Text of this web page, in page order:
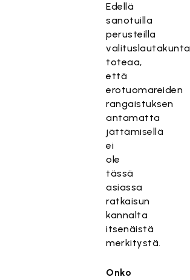
Edellä
sanotuilla
perusteilla
valituslautakunta
toteaa,
että
erotuomareiden
rangaistuksen
antamatta
jättämisellä
ei
ole
tässä
asiassa
ratkaisun
kannalta
itsenäistä
merkitystä.
Onko